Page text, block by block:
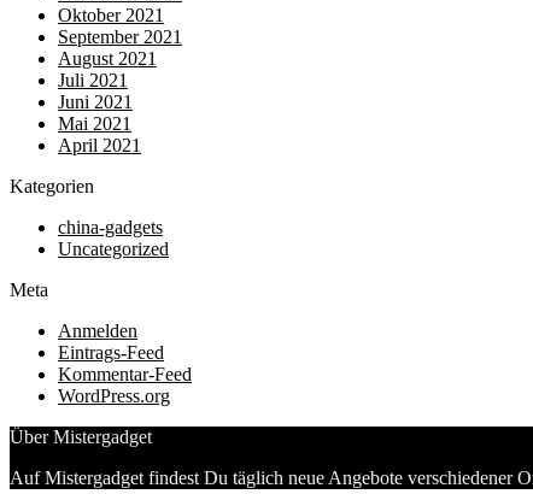
Oktober 2021
September 2021
August 2021
Juli 2021
Juni 2021
Mai 2021
April 2021
Kategorien
china-gadgets
Uncategorized
Meta
Anmelden
Eintrags-Feed
Kommentar-Feed
WordPress.org
Über Mistergadget
Auf Mistergadget findest Du täglich neue Angebote verschiedener